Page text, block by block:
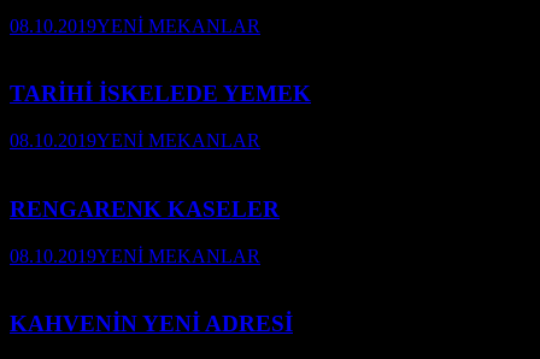
08.10.2019YENİ MEKANLAR
TARİHİ İSKELEDE YEMEK
08.10.2019YENİ MEKANLAR
RENGARENK KASELER
08.10.2019YENİ MEKANLAR
KAHVENİN YENİ ADRESİ